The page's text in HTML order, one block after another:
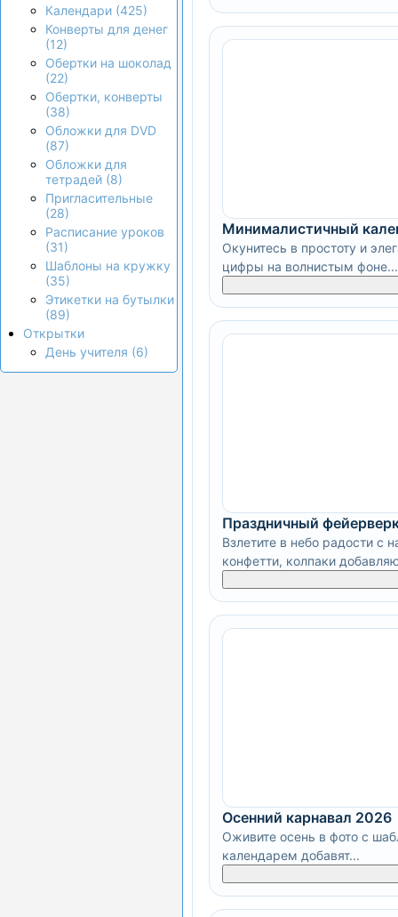
Календари (425)
Конверты для денег
(12)
Обертки на шоколад
(22)
Обертки, конверты
(38)
Обложки для DVD
(87)
Обложки для
тетрадей (8)
Пригласительные
(28)
Расписание уроков
(31)
Шаблоны на кружку
(35)
Этикетки на бутылки
(89)
Открытки
День учителя (6)
Минималистичный
Окунитесь в простоту и
цифры на волнистым фоне...
Праздничный
Взлетите в небо радости
конфетти, колпаки
Осенний карнавал 2026
Оживите осень в фото с
календарем добавят...